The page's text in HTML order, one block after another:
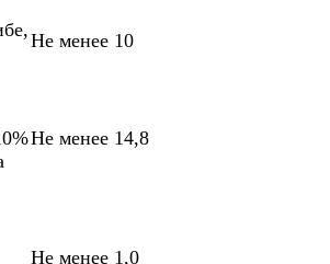
Не менее 10
Не менее 14,8
Не менее 1,0